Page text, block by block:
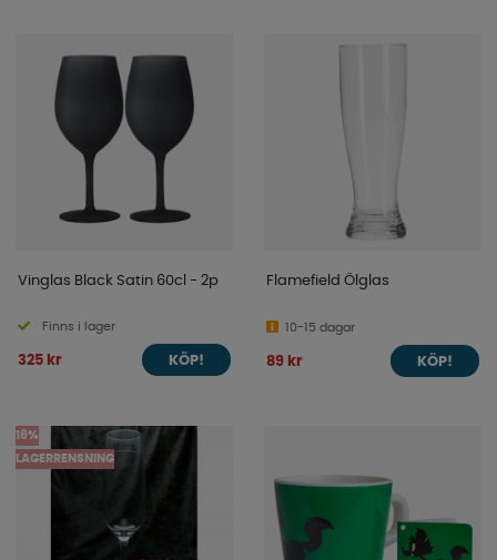
Vinglas Black Satin 60cl - 2p
Finns i lager
325 kr KÖP!
Flamefield Ölglas
10-15 dagar
89 kr KÖP!
16%
LAGERRENSNING